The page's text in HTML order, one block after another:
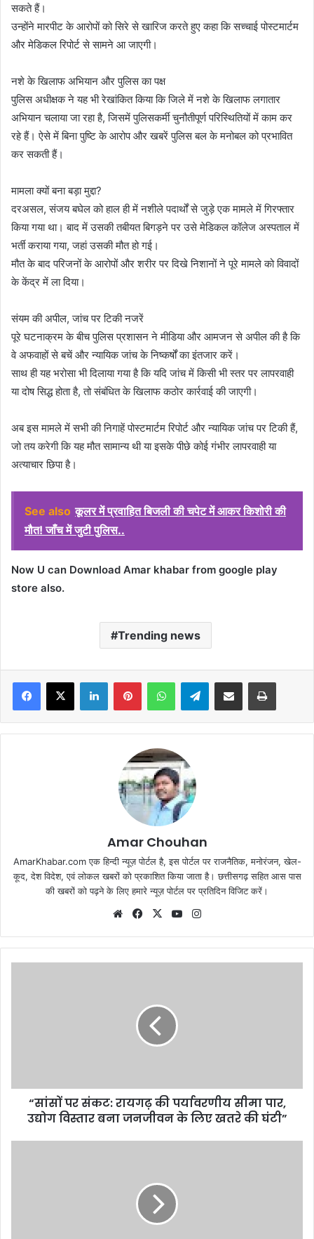
सकते हैं।
उन्होंने मारपीट के आरोपों को सिरे से खारिज करते हुए कहा कि सच्चाई पोस्टमार्टम
और मेडिकल रिपोर्ट से सामने आ जाएगी।
नशे के खिलाफ अभियान और पुलिस का पक्ष
पुलिस अधीक्षक ने यह भी रेखांकित किया कि जिले में नशे के खिलाफ लगातार
अभियान चलाया जा रहा है, जिसमें पुलिसकर्मी चुनौतीपूर्ण परिस्थितियों में काम कर
रहे हैं। ऐसे में बिना पुष्टि के आरोप और खबरें पुलिस बल के मनोबल को प्रभावित
कर सकती हैं।
मामला क्यों बना बड़ा मुद्दा?
दरअसल, संजय बघेल को हाल ही में नशीले पदार्थों से जुड़े एक मामले में गिरफ्तार
किया गया था। बाद में उसकी तबीयत बिगड़ने पर उसे मेडिकल कॉलेज अस्पताल में
भर्ती कराया गया, जहां उसकी मौत हो गई।
मौत के बाद परिजनों के आरोपों और शरीर पर दिखे निशानों ने पूरे मामले को विवादों
के केंद्र में ला दिया।
संयम की अपील, जांच पर टिकी नजरें
पूरे घटनाक्रम के बीच पुलिस प्रशासन ने मीडिया और आमजन से अपील की है कि
वे अफवाहों से बचें और न्यायिक जांच के निष्कर्षों का इंतजार करें।
साथ ही यह भरोसा भी दिलाया गया है कि यदि जांच में किसी भी स्तर पर लापरवाही
या दोष सिद्ध होता है, तो संबंधित के खिलाफ कठोर कार्रवाई की जाएगी।
अब इस मामले में सभी की निगाहें पोस्टमार्टम रिपोर्ट और न्यायिक जांच पर टिकी हैं,
जो तय करेगी कि यह मौत सामान्य थी या इसके पीछे कोई गंभीर लापरवाही या
अत्याचार छिपा है।
See also कूलर में प्रवाहित बिजली की चपेट में आकर किशोरी की
मौत! जाँच में जुटी पुलिस..
Now U can Download Amar khabar from google play
store also.
Trending news
Facebook
X LinkedInPinterestWhatsAppTelegramShare via Email Print
Amar Chouhan
AmarKhabar.com एक हिन्दी न्यूज़ पोर्टल है, इस पोर्टल पर राजनैतिक, मनोरंजन, खेल-
कूद, देश विदेश, एवं लोकल खबरों को प्रकाशित किया जाता है। छत्तीसगढ़ सहित आस पास
की खबरों को पढ़ने के लिए हमारे न्यूज़ पोर्टल पर प्रतिदिन विजिट करें।
WebsiteFacebook
X YouTube
“सांसों पर संकट: रायगढ़ की पर्यावरणीय सीमा पार,
उद्योग विस्तार बना जनजीवन के लिए खतरे की घंटी”